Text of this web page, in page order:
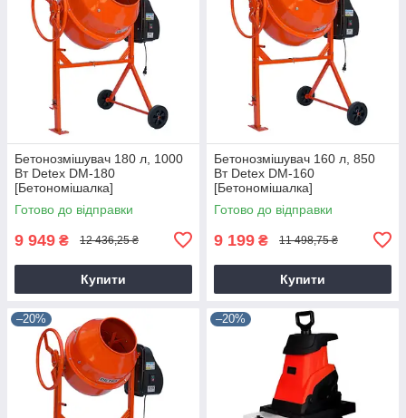
Бетонозмішувач 180 л, 1000
Вт Detex DM-180
[Бетономішалка]
Готово до відправки
9 949 ₴ 12 436,25 ₴
Купити
Бетонозмішувач 160 л, 850
Вт Detex DM-160
[Бетономішалка]
Готово до відправки
9 199 ₴ 11 498,75 ₴
Купити
–20% –20%